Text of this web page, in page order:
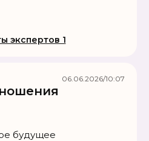
экспертов 1
будущее
06.06.2026/10:07